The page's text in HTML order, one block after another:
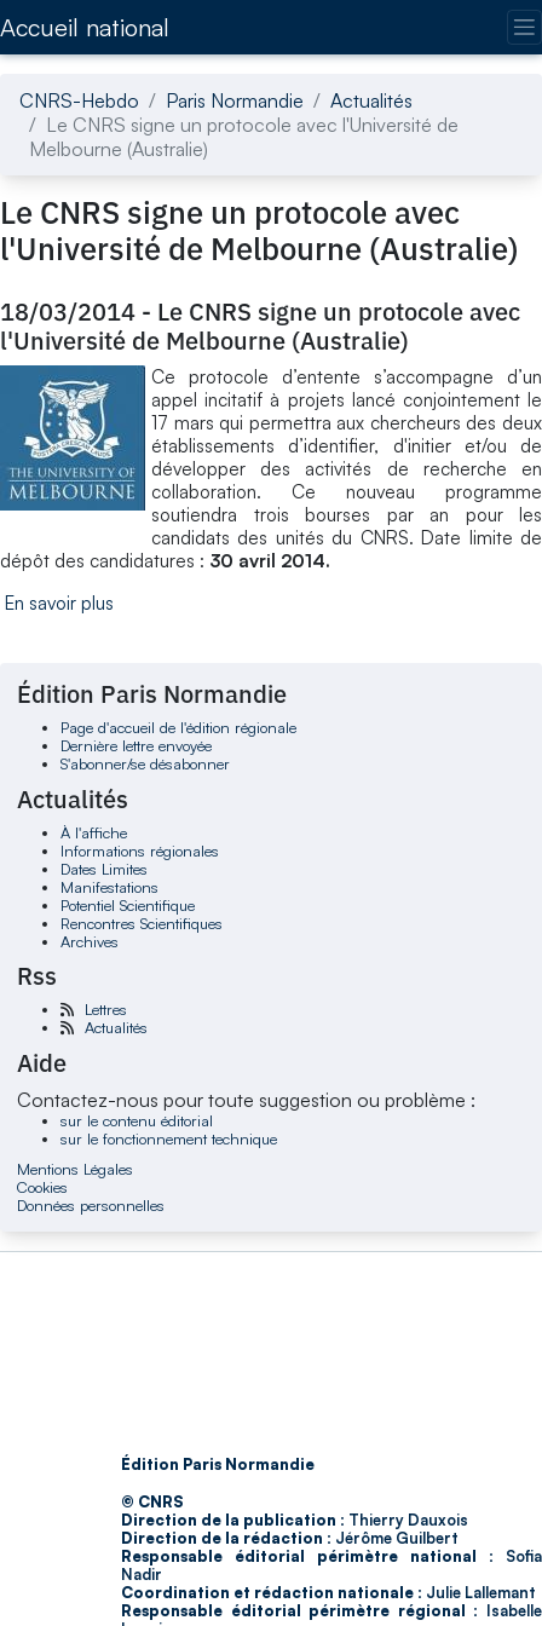
Accueil national
CNRS-Hebdo Paris Normandie
Actualités
Le CNRS signe un protocole avec l'Université de
Melbourne (Australie)
Le CNRS signe un protocole avec
l'Université de Melbourne (Australie)
18/03/2014 - Le CNRS signe un protocole avec
l'Université de Melbourne (Australie)
Ce protocole d’entente s’accompagne d’un
appel incitatif à projets lancé conjointement le
17 mars qui permettra aux chercheurs des deux
établissements d’identifier, d'initier et/ou de
développer des activités de recherche en
collaboration. Ce nouveau programme
soutiendra trois bourses par an pour les
candidats des unités du CNRS. Date limite de
dépôt des candidatures : 30 avril 2014.
En savoir plus
Édition Paris Normandie
Page d'accueil de l'édition régionale
Dernière lettre envoyée
S'abonner/se désabonner
Actualités
À l'affiche
Informations régionales
Dates Limites
Manifestations
Potentiel Scientifique
Rencontres Scientifiques
Archives
Rss
Lettres
Actualités
Aide
Contactez-nous pour toute suggestion ou problème :
sur le contenu éditorial
sur le fonctionnement technique
Mentions Légales
Cookies
Données personnelles
Édition Paris Normandie
© CNRS
Direction de la publication : Thierry Dauxois
Direction de la rédaction : Jérôme Guilbert
Responsable éditorial périmètre national : Sofia
Nadir
Coordination et rédaction nationale : Julie Lallemant
Responsable éditorial périmètre régional : Isabelle